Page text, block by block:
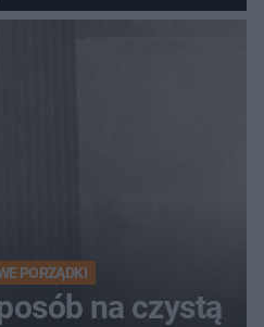
PORZĄDKI
na czystą